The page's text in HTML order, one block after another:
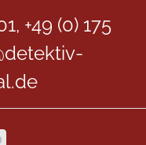
+49 (0) 175